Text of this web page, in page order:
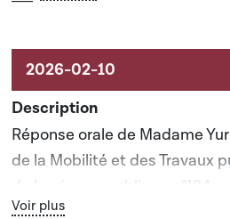
Réponse orale de Madame
de la Mobilité et des Travaux
de la séance publique n°124
Bouton graphique servant à
Voir plus